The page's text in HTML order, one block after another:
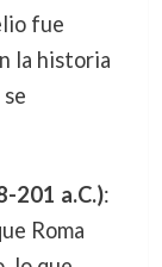
fue
la historia
201 a.C.):
Roma